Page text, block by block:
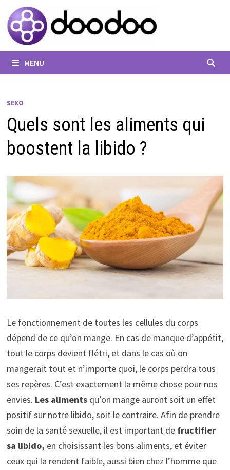
Passer
au
contenu
MENU
SEXO
Quels sont les aliments qui
boostent la libido ?
Le fonctionnement de toutes les cellules du corps
dépend de ce qu’on mange. En cas de manque d’appétit,
tout le corps devient flétri, et dans le cas où on
mangerait tout et n’importe quoi, le corps perdra tous
ses repères. C’est exactement la même chose pour nos
envies. Les alimentsqu’on mange auront soit un effet
positif sur notre libido, soit le contraire. Afin de prendre
soin de la santé sexuelle, il est important de fructifier
sa libido, en choisissant les bons aliments, et éviter
ceux qui la rendent faible, aussi bien chez l’homme que